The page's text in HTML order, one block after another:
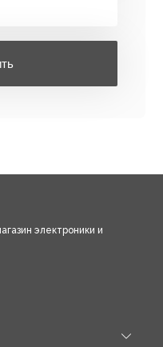
электроники и